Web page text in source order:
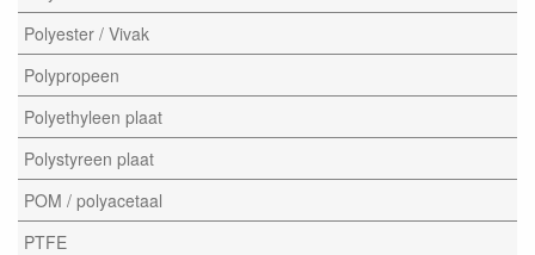
Polyester / Vivak
Polypropeen
Polyethyleen plaat
Polystyreen plaat
POM / polyacetaal
PTFE